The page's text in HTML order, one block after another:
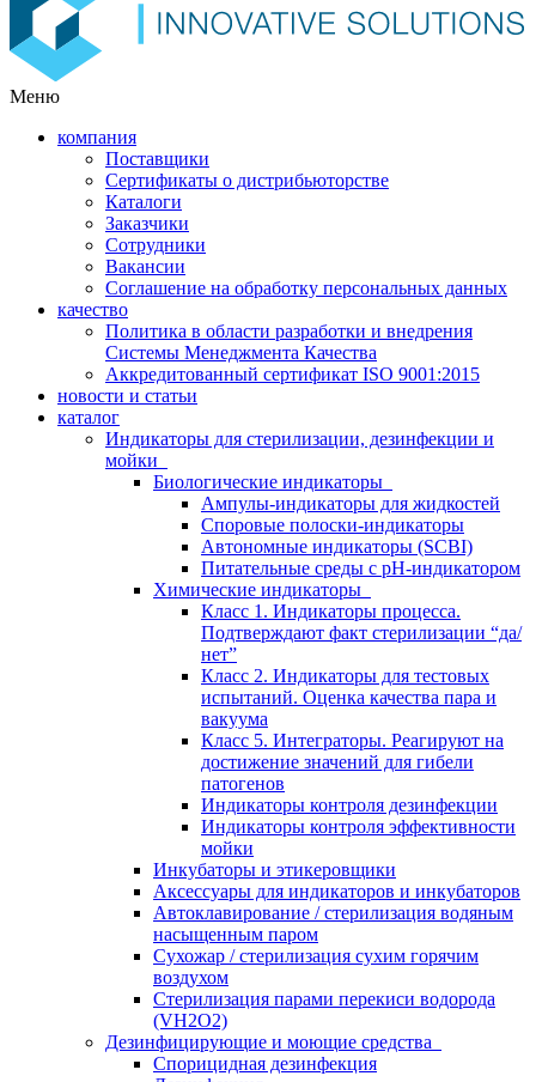
Меню
компания
Поставщики
Сертификаты о дистрибьюторстве
Каталоги
Заказчики
Сотрудники
Вакансии
Соглашение на обработку персональных данных
качество
Политика в области разработки и внедрения
Системы Менеджмента Качества
Аккредитованный сертификат ISO 9001:2015
новости и статьи
каталог
Индикаторы для стерилизации, дезинфекции и
мойки
Биологические индикаторы
Ампулы-индикаторы для жидкостей
Споровые полоски-индикаторы
Автономные индикаторы (SCBI)
Питательные среды с рН-индикатором
Химические индикаторы
Класс 1. Индикаторы процесса.
Подтверждают факт стерилизации “да/
нет”
Класс 2. Индикаторы для тестовых
испытаний. Оценка качества пара и
вакуума
Класс 5. Интеграторы. Реагируют на
достижение значений для гибели
патогенов
Индикаторы контроля дезинфекции
Индикаторы контроля эффективности
мойки
Инкубаторы и этикеровщики
Аксессуары для индикаторов и инкубаторов
Автоклавирование / стерилизация водяным
насыщенным паром
Сухожар / стерилизация сухим горячим
воздухом
Стерилизация парами перекиси водорода
(VH2O2)
Дезинфицирующие и моющие средства
Спорицидная дезинфекция